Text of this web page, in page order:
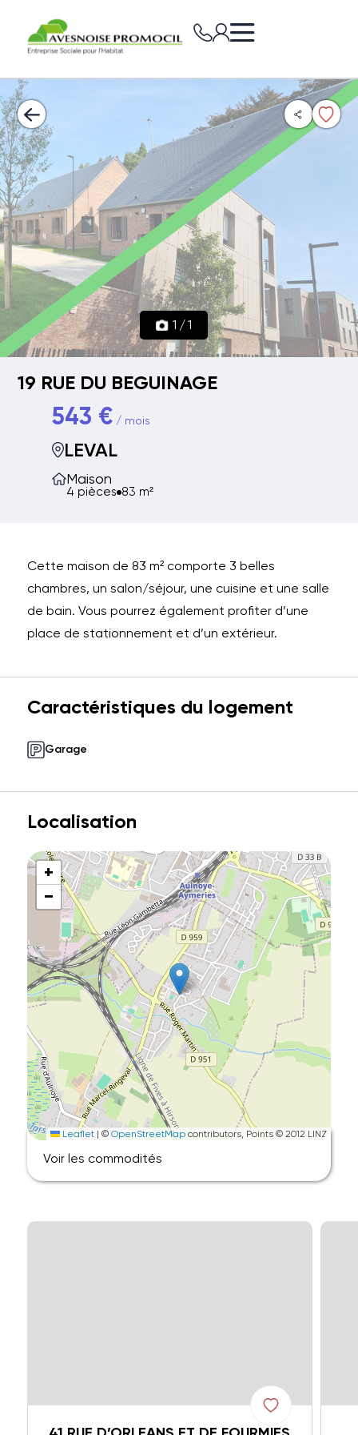
1 /1
19 RUE DU BEGUINAGE
543 €/ mois
LEVAL
Maison
4 pièces 83 m²
Cette maison de 83 m² comporte 3 belles
chambres, un salon/séjour, une cuisine et une salle
de bain. Vous pourrez également profiter d’une
place de stationnement et d’un extérieur.
Caractéristiques du logement
Garage
Localisation
+
−
Leaflet | ©OpenStreetMap contributors, Points © 2012 LINZ
Voir les commodités